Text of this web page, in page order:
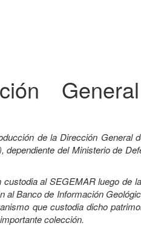
de la Dirección General
del Ministerio de
al SEGEMAR luego de
al Banco de Información
que custodia dicho
colección.